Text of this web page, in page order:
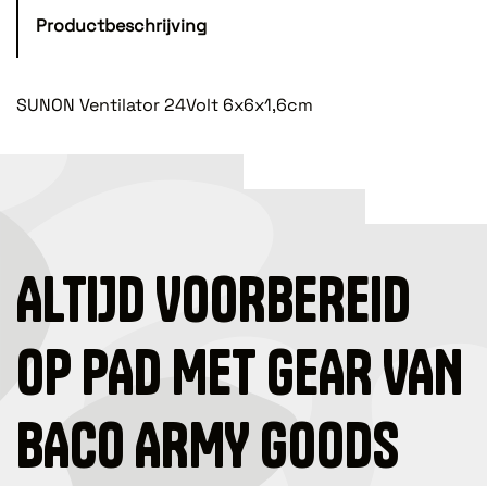
Productbeschrijving
SUNON Ventilator 24Volt 6x6x1,6cm
ALTIJD VOORBEREID
OP PAD MET GEAR VAN
BACO ARMY GOODS